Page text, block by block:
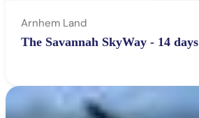
Arnhem Land
The Savannah SkyWay - 14 days